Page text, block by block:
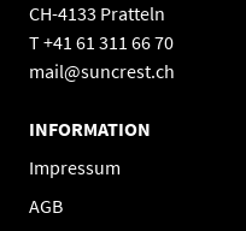
CH-4133 Pratteln
T +41 61 311 66 70
mail@suncrest.ch
INFORMATION
Impressum
AGB